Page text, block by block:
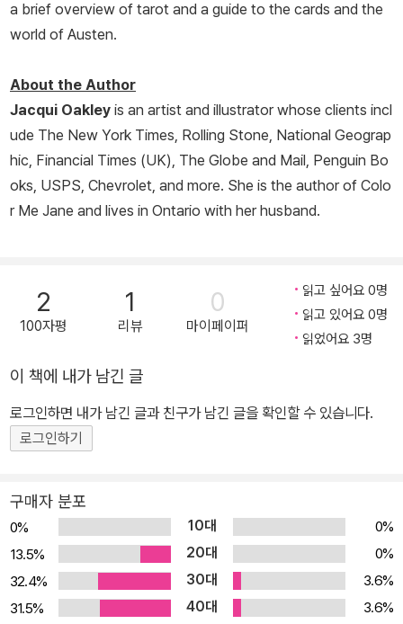
a brief overview of tarot and a guide to the cards and the
world of Austen.
About the Author
Jacqui Oakley is an artist and illustrator whose clients incl
ude The New York Times, Rolling Stone, National Geograp
hic, Financial Times (UK), The Globe and Mail, Penguin Bo
oks, USPS, Chevrolet, and more. She is the author of Colo
r Me Jane and lives in Ontario with her husband.
2
100자평
1
리뷰
0
마이페이퍼
읽고 싶어요 0명
읽고 있어요 0명
읽었어요 3명
이 책에 내가 남긴 글
로그인하면 내가 남긴 글과 친구가 남긴 글을 확인할 수 있습니다.
로그인하기
구매자 분포
0% 10대
0%
13.5%
20대
0%
32.4%
30대
3.6%
31.5%
40대
3.6%